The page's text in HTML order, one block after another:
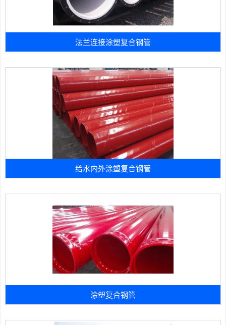
法兰连接涂塑复合钢管
给水内外涂塑复合钢管
涂塑复合钢管